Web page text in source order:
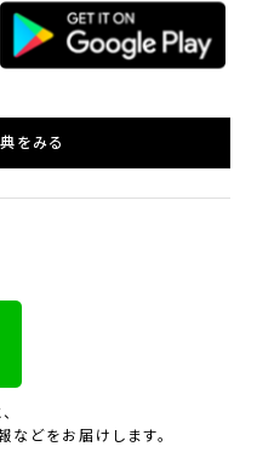
をみる
などをお届けします。